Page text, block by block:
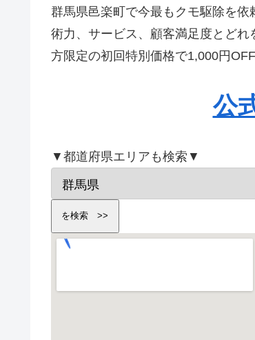
群馬県邑楽町で今最もクモ駆除を
術力、サービス、顧客満足度とど
方限定の初回特別価格で1,000円
公
▼都道府県エリアも検索▼